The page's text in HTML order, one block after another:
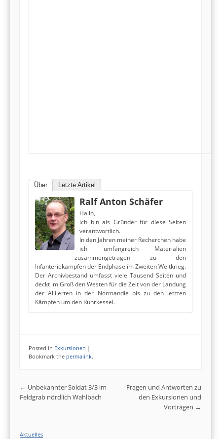
Über Letzte Artikel
Ralf Anton Schäfer
Hallo,
ich bin als Gründer für diese Seiten
verantwortlich.
In den Jahren meiner Recherchen habe
ich umfangreich Materialien
zusammengetragen zu den
Infanteriekämpfen der Endphase im Zweiten Weltkrieg.
Der Archivbestand umfasst viele Tausend Seiten und
deckt im Groß den Westen für die Zeit von der Landung
der Alliierten in der Normandie bis zu den letzten
Kämpfen um den Ruhrkessel.
Posted in Exkursionen |
Bookmark the permalink.
Post navigation
← Unbekannter Soldat 3/3 im
Feldgrab nördlich Wahlbach
Fragen und Antworten zu
den Exkursionen und
Vorträgen →
Aktuelles